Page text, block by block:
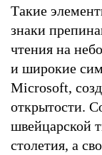
Такие
знаки
чтения на
и широкие
Microsoft,
открытости.
швейцарской
столетия, а